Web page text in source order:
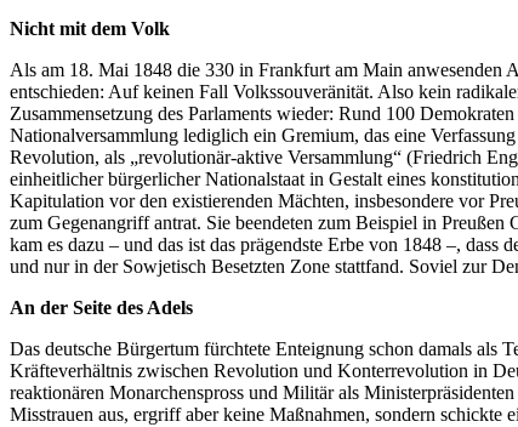
Nicht mit dem Volk
Als am 18. Mai 1848 die 330 in Frankfurt am Main anwesenden
entschieden: Auf keinen Fall Volkssouveränität. Also kein
Zusammensetzung des Parlaments wieder: Rund 100
Nationalversammlung lediglich ein Gremium, das eine
Revolution, als „revolutionär-aktive Versammlung“ (Friedrich
einheitlicher bürgerlicher Nationalstaat in Gestalt eines
Kapitulation vor den existierenden Mächten, insbesondere vor
zum Gegenangriff antrat. Sie beendeten zum Beispiel in
kam es dazu – und das ist das prägendste Erbe von 1848 –,
und nur in der Sowjetisch Besetzten Zone stattfand. Soviel zur
An der Seite des Adels
Das deutsche Bürgertum fürchtete Enteignung schon damals als
Kräfteverhältnis zwischen Revolution und Konterrevolution in
reaktionären Monarchenspross und Militär als
Misstrauen aus, ergriff aber keine Maßnahmen, sondern